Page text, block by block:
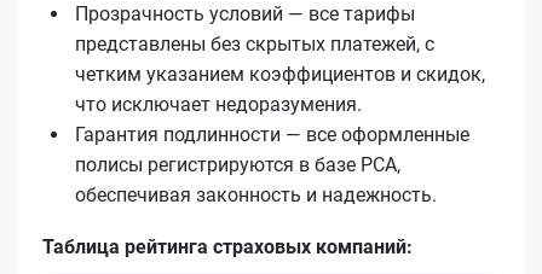
Прозрачность условий — все тарифы
представлены без скрытых платежей, с
четким указанием коэффициентов и скидок,
что исключает недоразумения.
Гарантия подлинности — все оформленные
полисы регистрируются в базе РСА,
обеспечивая законность и надежность.
Таблица рейтинга страховых компаний: